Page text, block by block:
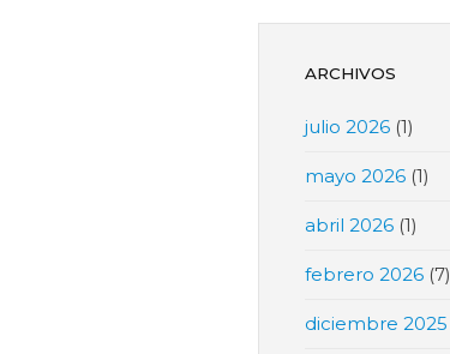
ARCHIVOS
julio 2026(1)
mayo 2026(1)
abril 2026(1)
febrero 2026(7)
diciembre 2025